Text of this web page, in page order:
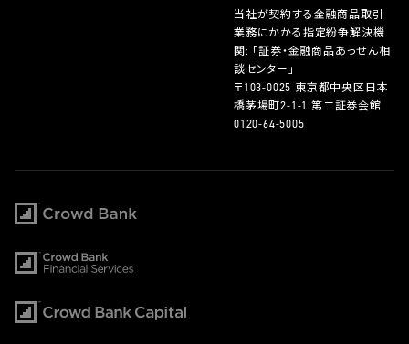
当社が契約する金融商品取引
業務にかかる指定紛争解決機
関: 「証券・金融商品あっせん相
談センター」
〒103-0025 東京都中央区日本
橋茅場町2-1-1 第二証券会館
0120-64-5005